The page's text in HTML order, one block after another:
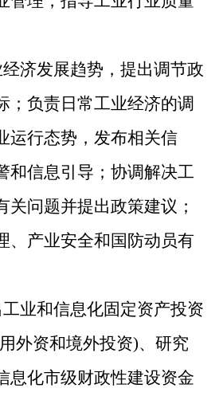
济发展趋势，提出调节政
；负责日常工业经济的调
运行态势，发布相关信
和信息引导；协调解决工
关问题并提出政策建议；
、产业安全和国防动员有
业和信息化固定资产投资
外资和境外投资)、研究
息化市级财政性建设资金